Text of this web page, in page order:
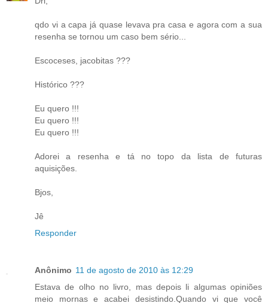
qdo vi a capa já quase levava pra casa e agora com a sua
resenha se tornou um caso bem sério...
Escoceses, jacobitas ???
Histórico ???
Eu quero !!!
Eu quero !!!
Eu quero !!!
Adorei a resenha e tá no topo da lista de futuras
aquisições.
Bjos,
Jê
Responder
Anônimo 11 de agosto de 2010 às 12:29
Estava de olho no livro, mas depois li algumas opiniões
meio mornas e acabei desistindo.Quando vi que você